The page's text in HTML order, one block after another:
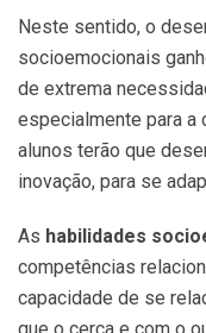
Neste sentido, o
socioemocionais
de extrema
especialmente para a
alunos terão que
inovação, para se
As habilidades
competências
capacidade de se